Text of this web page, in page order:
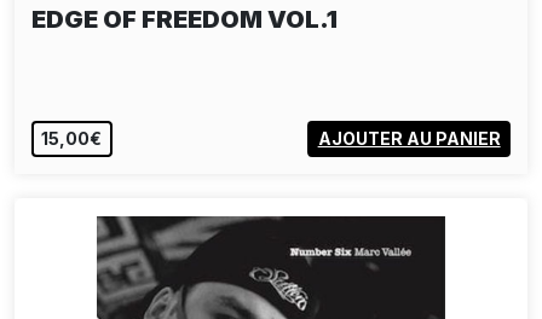
EDGE OF FREEDOM VOL.1
15,00€ AJOUTER AU PANIER